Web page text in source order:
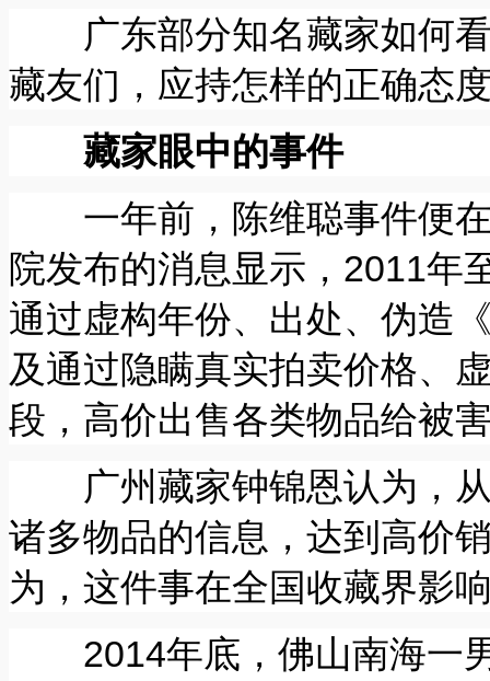
广东部分知名藏家如何看
藏友们，应持怎样的正确态
藏家眼中的事件
一年前，陈维聪事件便在
院发布的消息显示，2011年
通过虚构年份、出处、伪造
及通过隐瞒真实拍卖价格、
段，高价出售各类物品给被
广州藏家钟锦恩认为，从
诸多物品的信息，达到高价
为，这件事在全国收藏界影
2014年底，佛山南海一男